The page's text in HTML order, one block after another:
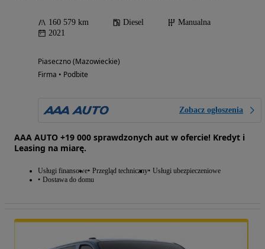
160 579 km Diesel
Manualna
2021
Piaseczno (Mazowieckie)
Firma • Podbite
Zobacz ogłoszenia
AAA AUTO +19 000 sprawdzonych aut w ofercie! Kredyt i
Leasing na miarę.
Usługi finansowe Przegląd techniczny Usługi ubezpieczeniowe
Dostawa do domu